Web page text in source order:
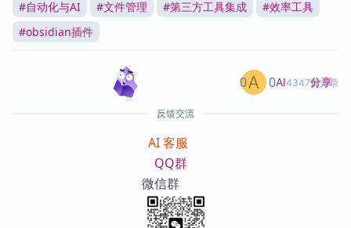
#自动化与AI #文件管理 #第三方工具集成 #效率工具
#obsidian插件
AI4347篇文章
0 0 分享
反馈交流
AI 客服
QQ群
微信群